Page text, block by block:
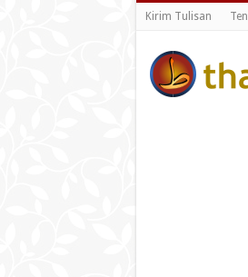
Kirim Tulisan